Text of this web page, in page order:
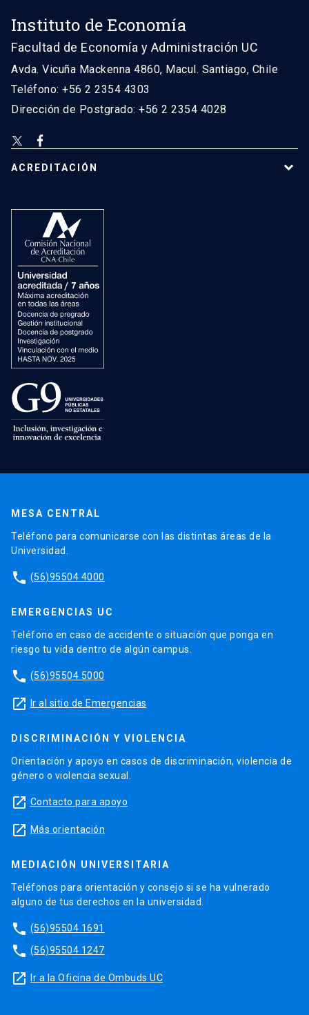
Instituto de Economía
Facultad de Economía y Administración UC
Avda. Vicuña Mackenna 4860, Macul. Santiago, Chile
Teléfono: +56 2 2354 4303
Dirección de Postgrado: +56 2 2354 4028
ACREDITACIÓN
MESA CENTRAL
Teléfono para comunicarse con las distintas áreas de la
Universidad.
phone (56)95504 4000
EMERGENCIAS UC
Teléfono en caso de accidente o situación que ponga en
riesgo tu vida dentro de algún campus.
phone (56)95504 5000
launch Ir al sitio de Emergencias
DISCRIMINACIÓN Y VIOLENCIA
Orientación y apoyo en casos de discriminación, violencia de
género o violencia sexual.
launch Contacto para apoyo
launch Más orientación
MEDIACIÓN UNIVERSITARIA
Teléfonos para orientación y consejo si se ha vulnerado
alguno de tus derechos en la universidad.
phone (56)95504 1691
phone (56)95504 1247
launch Ir a la Oficina de Ombuds UC